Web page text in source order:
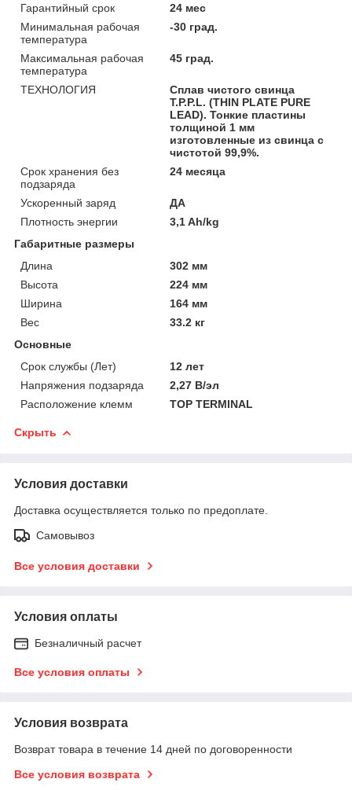
Гарантийный срок
24 мес
Минимальная рабочая
температура
-30 град.
Максимальная рабочая
температура
45 град.
ТЕХНОЛОГИЯ
Сплав чистого свинца
T.P.P.L. (THIN PLATE PURE
LEAD). Тонкие пластины
толщиной 1 мм
изготовленные из свинца с
чистотой 99,9%.
Срок хранения без
подзаряда
24 месяца
Ускоренный заряд
ДА
Плотность энергии
3,1 Ah/kg
Габаритные размеры
Длина
302 мм
Высота
224 мм
Ширина
164 мм
Вес
33.2 кг
Основные
Срок службы (Лет)
12 лет
Напряжения подзаряда
2,27 В/эл
Расположение клемм
TOP TERMINAL
Скрыть
Условия доставки
Доставка осуществляется только по предоплате.
Самовывоз
Все условия доставки
Условия оплаты
Безналичный расчет
Все условия оплаты
Условия возврата
Возврат товара в течение 14 дней по договоренности
Все условия возврата